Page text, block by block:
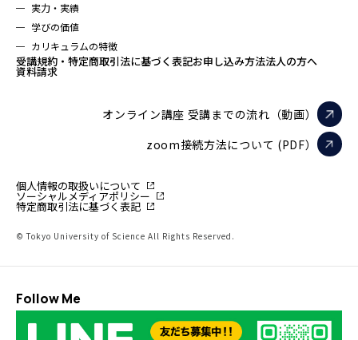
実力・実績
学びの価値
カリキュラムの特徴
受講規約・特定商取引法に基づく表記お申し込み方法法人の方へ
資料請求
オンライン講座 受講までの流れ（動画）
zoom接続方法について (PDF）
個人情報の取扱いについて
ソーシャルメディアポリシー
特定商取引法に基づく表記
© Tokyo University of Science All Rights Reserved.
Follow Me